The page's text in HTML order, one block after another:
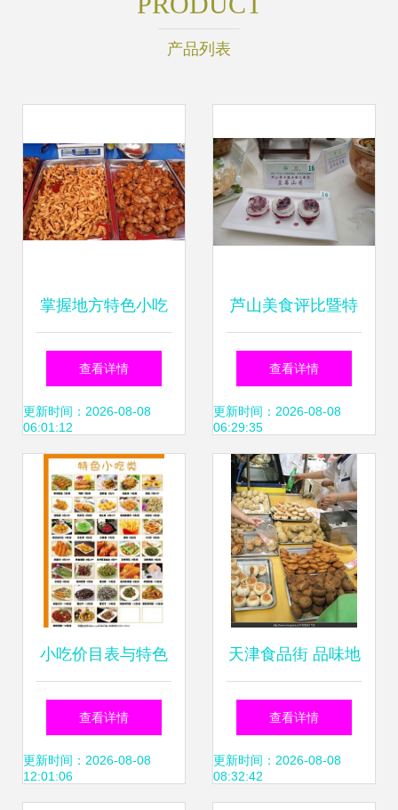
产品列表
掌握地方特色小吃
技术，带你开启餐
饮创业新征程
查看详情
更新时间：2026-08-08
06:01:12
芦山美食评比暨特
色旅游小商品评比
活动圆满落幕，引
爆加盟热潮
查看详情
更新时间：2026-08-08
06:29:35
小吃价目表与特色
推荐
查看详情
更新时间：2026-08-08
12:01:06
天津食品街 品味地
道的特色小吃之旅
查看详情
更新时间：2026-08-08
08:32:42